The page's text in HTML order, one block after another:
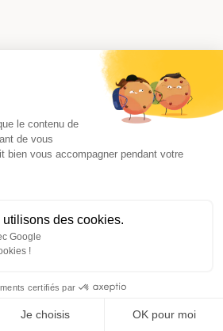
le contenu de
de vous
bien vous accompagner pendant votre
des cookies.
Google
!
certifiés par
Je choisis OK pour moi